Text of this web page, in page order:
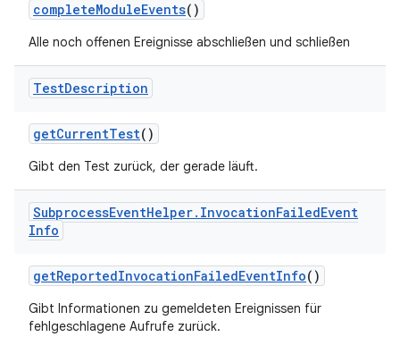
completeModuleEvents()
Alle noch offenen Ereignisse abschließen und schließen
TestDescription
getCurrentTest()
Gibt den Test zurück, der gerade läuft.
SubprocessEventHelper. InvocationFailedEvent
Info
getReportedInvocationFailedEventInfo()
Gibt Informationen zu gemeldeten Ereignissen für
fehlgeschlagene Aufrufe zurück.